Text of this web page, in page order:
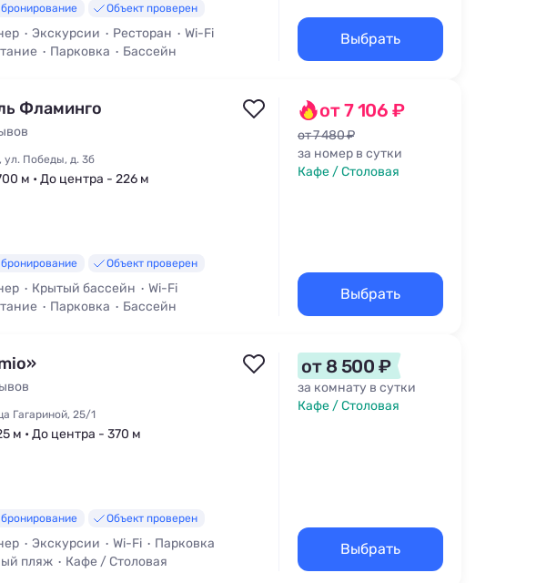
Объект проверен
Экскурсии Ресторан
Wi-Fi
Парковка Бассейн
Выбрать
Фламинго
ул. Победы, д. 3б
м • До центра - 226 м
Объект проверен
Крытый бассейн
Wi-Fi
Парковка
Бассейн
от 7 106 ₽
от 7 480 ₽
за номер в сутки
Кафе / Столовая
Выбрать
Гагариной, 25/1
м • До центра - 370 м
Объект проверен
Экскурсии Wi-Fi
Парковка
пляж
Кафе / Столовая
от 8 500 ₽
за комнату в сутки
Кафе / Столовая
Выбрать